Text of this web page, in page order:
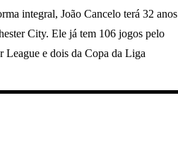
integral, João Cancelo terá 32 anos
City. Ele já tem 106 jogos pelo
League e dois da Copa da Liga